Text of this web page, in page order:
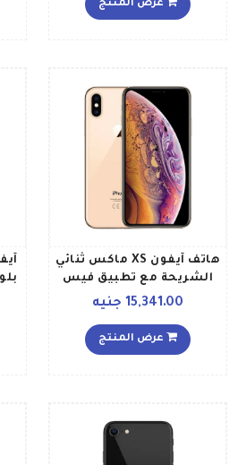
عرض المنتج
هاتف آيفون XS ماكس ثنائي
الشريحة مع تطبيق فيس
تايم، لون ذهبي وذاكرة
ويدعم خاصية الجيل الرابع
15,341.00 جنيه
عرض المنتج